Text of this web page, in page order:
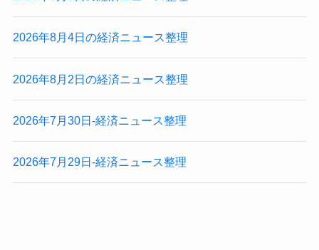
2026年8月4日の経済ニュース整理
2026年8月2日の経済ニュース整理
2026年7月30日-経済ニュース整理
2026年7月29日-経済ニュース整理